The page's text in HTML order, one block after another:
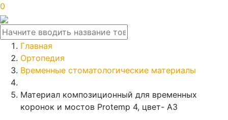
0
Главная
Ортопедия
Временные стоматологические материалы
Материал композиционный для временных
коронок и мостов Protemp 4, цвет- А3